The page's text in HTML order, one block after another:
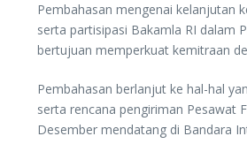
Pembahasan mengenai kelanjutan
serta partisipasi Bakamla RI dalam
bertujuan memperkuat kemitraan
Pembahasan berlanjut ke hal-hal
serta rencana pengiriman Pesawat
Desember mendatang di Bandara